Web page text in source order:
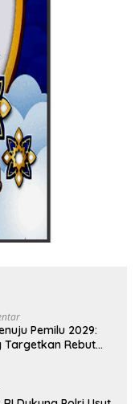
Pemilu 2029:
Targetkan Rebut